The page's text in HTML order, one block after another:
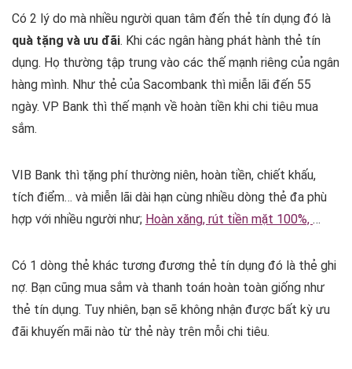
Có 2 lý do mà nhiều người quan tâm đến thẻ tín dụng đó là
quà tặng và ưu đãi. Khi các ngân hàng phát hành thẻ tín
dụng. Họ thường tập trung vào các thế mạnh riêng của ngân
hàng mình. Như thẻ của Sacombank thì miễn lãi đến 55
ngày. VP Bank thì thế mạnh về hoàn tiền khi chi tiêu mua
sắm.
VIB Bank thì tặng phí thường niên, hoàn tiền, chiết khấu,
tích điểm… và miễn lãi dài hạn cùng nhiều dòng thẻ đa phù
hợp với nhiều người như; Hoàn xăng, rút tiền mặt 100%, …
Có 1 dòng thẻ khác tương đương thẻ tín dụng đó là thẻ ghi
nợ. Bạn cũng mua sắm và thanh toán hoàn toàn giống như
thẻ tín dụng. Tuy nhiên, bạn sẽ không nhận được bất kỳ ưu
đãi khuyến mãi nào từ thẻ này trên mỗi chi tiêu.